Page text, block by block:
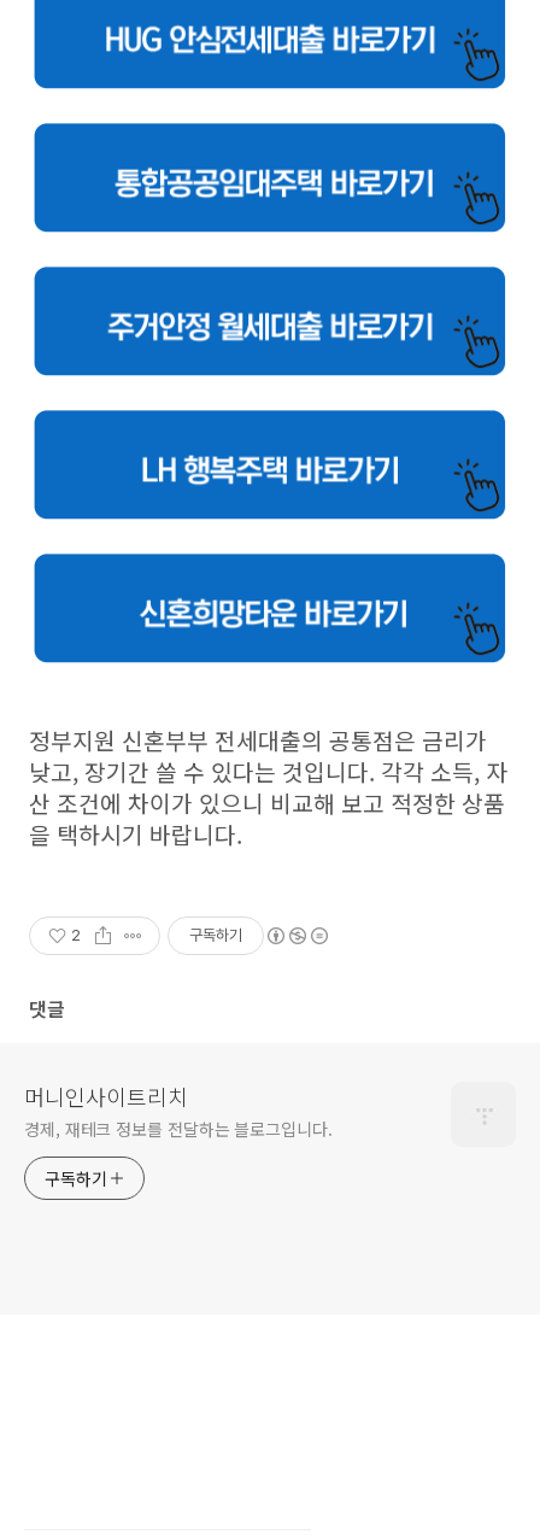
정부지원 신혼부부 전세대출의 공통점은 금리가
낮고, 장기간 쓸 수 있다는 것입니다. 각각 소득, 자
산 조건에 차이가 있으니 비교해 보고 적정한 상품
을 택하시기 바랍니다.
2 구독하기
댓글
머니인사이트리치
경제, 재테크 정보를 전달하는 블로그입니다.
구독하기